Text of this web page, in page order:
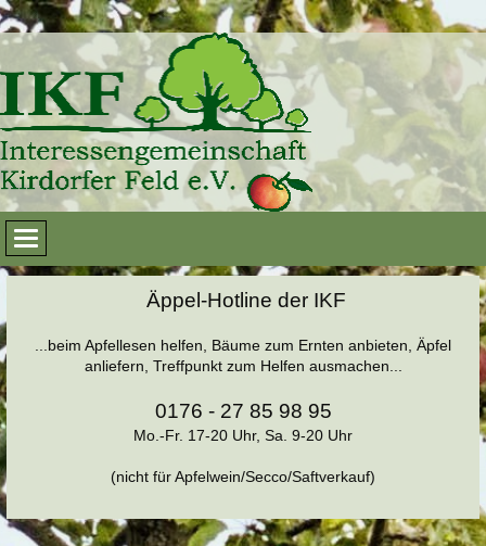
Äppel-Hotline der IKF
...beim Apfellesen helfen, Bäume zum Ernten anbieten, Äpfel
anliefern, Treffpunkt zum Helfen ausmachen...
0176 - 27 85 98 95
Mo.-Fr. 17-20 Uhr, Sa. 9-20 Uhr
(nicht für Apfelwein/Secco/Saftverkauf)